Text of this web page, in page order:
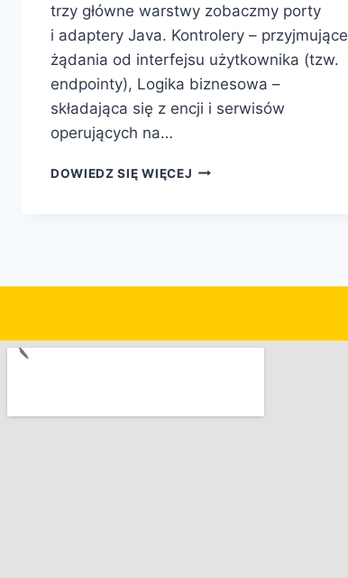
trzy główne warstwy zobaczmy porty
i adaptery Java. Kontrolery – przyjmujące
żądania od interfejsu użytkownika (tzw.
endpointy), Logika biznesowa –
składająca się z encji i serwisów
operujących na…
DOWIEDZ SIĘ WIĘCEJ